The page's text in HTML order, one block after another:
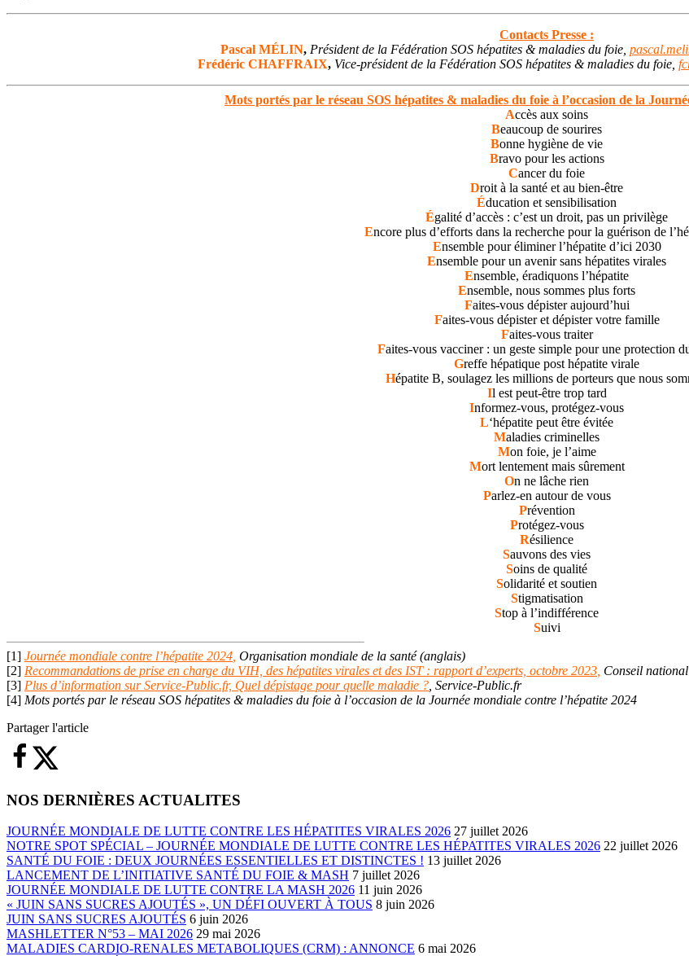
Contacts Presse :
Pascal MÉLIN, Président de la Fédération SOS hépatites & maladies du foie,
Frédéric CHAFFRAIX, Vice-président de la Fédération SOS hépatites & maladies du foie,
Mots portés par le réseau SOS hépatites & maladies du foie à l’occasion de la
Accès aux soins
Beaucoup de sourires
Bonne hygiène de vie
Bravo pour les actions
Cancer du foie
Droit à la santé et au bien-être
Éducation et sensibilisation
Égalité d’accès : c’est un droit, pas un privilège
Encore plus d’efforts dans la recherche pour la guérison de
Ensemble pour éliminer l’hépatite d’ici 2030
Ensemble pour un avenir sans hépatites virales
Ensemble, éradiquons l’hépatite
Ensemble, nous sommes plus forts
Faites-vous dépister aujourd’hui
Faites-vous dépister et dépister votre famille
Faites-vous traiter
Faites-vous vacciner : un geste simple pour une protection
Greffe hépatique post hépatite virale
Hépatite B, soulagez les millions de porteurs que nous
Il est peut-être trop tard
Informez-vous, protégez-vous
L‘hépatite peut être évitée
Maladies criminelles
Mon foie, je l’aime
Mort lentement mais sûrement
On ne lâche rien
Parlez-en autour de vous
Prévention
Protégez-vous
Résilience
Sauvons des vies
Soins de qualité
Solidarité et soutien
Stigmatisation
Stop à l’indifférence
Suivi
[1] Journée mondiale contre l’hépatite 2024 Organisation mondiale de la santé (anglais)
[2] Recommandations de prise en charge du VIH, des hépatites virales et des IST : rapport d’experts, octobre 2023 Conseil
[3] Plus d’information sur Service-Public.fr, Quel dépistage pour quelle maladie ? , Service-Public.fr
[4] Mots portés par le réseau SOS hépatites & maladies du foie à l’occasion de la Journée mondiale contre l’hépatite 2024
Partager l'article
NOS DERNIÈRES ACTUALITES
JOURNÉE MONDIALE DE LUTTE CONTRE LES HÉPATITES VIRALES 2026 27 juillet 2026
NOTRE SPOT SPÉCIAL – JOURNÉE MONDIALE DE LUTTE CONTRE LES HÉPATITES VIRALES 2026 22 juillet 2026
SANTÉ DU FOIE : DEUX JOURNÉES ESSENTIELLES ET DISTINCTES ! 13 juillet 2026
LANCEMENT DE L’INITIATIVE SANTÉ DU FOIE & MASH 7 juillet 2026
JOURNÉE MONDIALE DE LUTTE CONTRE LA MASH 2026 11 juin 2026
« JUIN SANS SUCRES AJOUTÉS », UN DÉFI OUVERT À TOUS 8 juin 2026
JUIN SANS SUCRES AJOUTÉS 6 juin 2026
MASHLETTER N°53 – MAI 2026 29 mai 2026
MALADIES CARDIO-RENALES METABOLIQUES (CRM) : ANNONCE 6 mai 2026